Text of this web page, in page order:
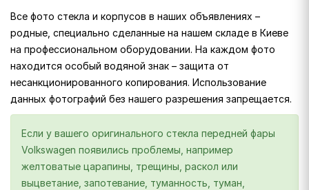
Все фото стекла и корпусов в наших объявлениях –
родные, специально сделанные на нашем складе в Киеве
на профессиональном оборудовании. На каждом фото
находится особый водяной знак – защита от
несанкционированного копирования. Использование
данных фотографий без нашего разрешения запрещается.
Если у вашего оригинального стекла передней фары
Volkswagen появились проблемы, например
желтоватые царапины, трещины, раскол или
выцветание, запотевание, туманность, туман,